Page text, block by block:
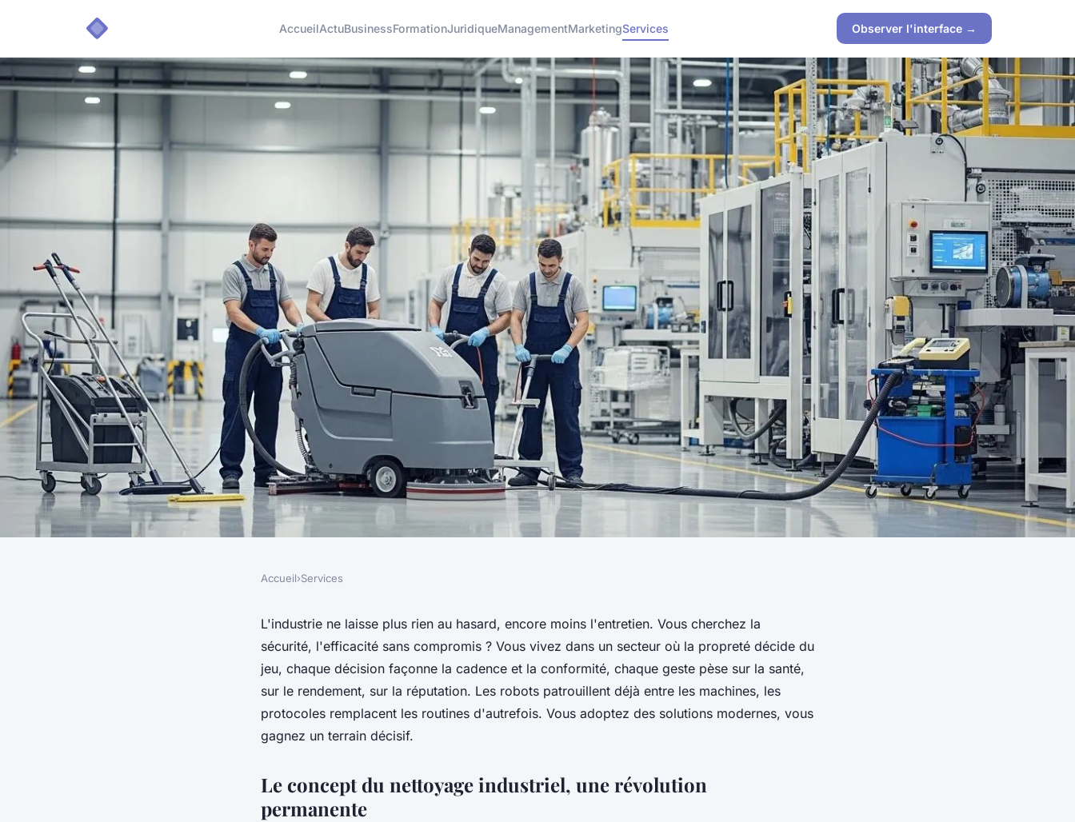
AccueilActuBusinessFormationJuridiqueManagementMarketingServices Observer l'interface →
Le nettoyage industriel : des solutions
modernes pour une propreté optimale
Accueil›Services
L'industrie ne laisse plus rien au hasard, encore moins l'entretien. Vous cherchez la
sécurité, l'efficacité sans compromis ? Vous vivez dans un secteur où la propreté décide du
jeu, chaque décision façonne la cadence et la conformité, chaque geste pèse sur la santé,
sur le rendement, sur la réputation. Les robots patrouillent déjà entre les machines, les
protocoles remplacent les routines d'autrefois. Vous adoptez des solutions modernes, vous
gagnez un terrain décisif.
Le concept du nettoyage industriel, une révolution
permanente